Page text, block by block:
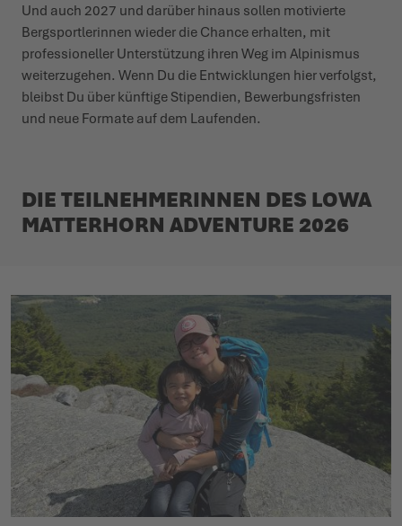
Und auch 2027 und darüber hinaus sollen motivierte
Bergsportlerinnen wieder die Chance erhalten, mit
professioneller Unterstützung ihren Weg im Alpinismus
weiterzugehen. Wenn Du die Entwicklungen hier verfolgst,
bleibst Du über künftige Stipendien, Bewerbungsfristen
und neue Formate auf dem Laufenden.
DIE TEILNEHMERINNEN DES LOWA
MATTERHORN ADVENTURE 2026